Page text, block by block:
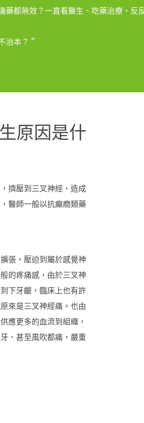
藥都無效？一直看醫生、吃藥治療，反
治本？＂
原因是什
擠壓到三叉神經，造成
醫師一般以抗癲癇類藥
張，壓迫到屬於感覺神
的疼痛感，由於三叉神
下牙齦，臨床上也有許
來是三叉神經痛。也由
應更多的血流到組織，
、甚至風吹都痛，嚴重